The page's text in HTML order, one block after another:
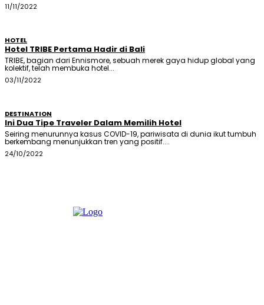
11/11/2022
HOTEL
Hotel TRIBE Pertama Hadir di Bali
TRIBE, bagian dari Ennismore, sebuah merek gaya hidup global yang
kolektif, telah membuka hotel...
03/11/2022
DESTINATION
Ini Dua Tipe Traveler Dalam Memilih Hotel
Seiring menurunnya kasus COVID-19, pariwisata di dunia ikut tumbuh
berkembang menunjukkan tren yang positif....
24/10/2022